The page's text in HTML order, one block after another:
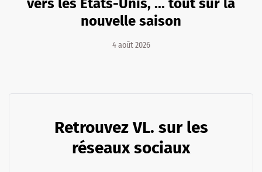
vers les Etats-Unis, ... tout sur la
nouvelle saison
4 août 2026
Retrouvez VL. sur les
réseaux sociaux